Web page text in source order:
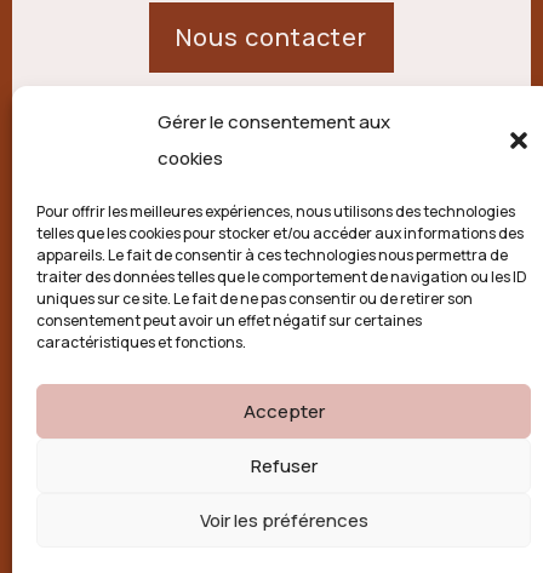
Gérer le consentement aux
cookies
Pour offrir les meilleures expériences, nous utilisons des technologies
telles que les cookies pour stocker et/ou accéder aux informations des
appareils. Le fait de consentir à ces technologies nous permettra de
traiter des données telles que le comportement de navigation ou les ID
uniques sur ce site. Le fait de ne pas consentir ou de retirer son
consentement peut avoir un effet négatif sur certaines
caractéristiques et fonctions.
Accepter
Refuser
Voir les préférences
Nous contacter
21 route de Palisse,
Politique de confidentialité
Conditions générales